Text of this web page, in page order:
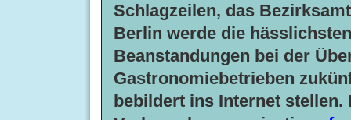
Schlagzeilen, das
Berlin werde die hässlichsten
Beanstandungen bei der
Gastronomiebetrieben
bebildert ins Internet stellen.